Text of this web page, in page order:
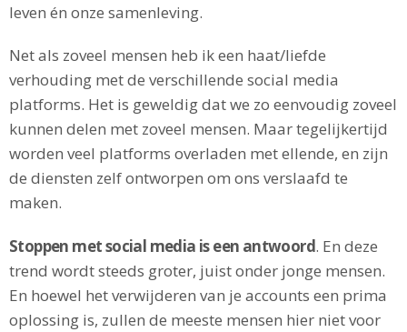
leven én onze samenleving.
Net als zoveel mensen heb ik een haat/liefde
verhouding met de verschillende social media
platforms. Het is geweldig dat we zo eenvoudig zoveel
kunnen delen met zoveel mensen. Maar tegelijkertijd
worden veel platforms overladen met ellende, en zijn
de diensten zelf ontworpen om ons verslaafd te
maken.
Stoppen met social media is een antwoord. En deze
trend wordt steeds groter, juist onder jonge mensen.
En hoewel het verwijderen van je accounts een prima
oplossing is, zullen de meeste mensen hier niet voor